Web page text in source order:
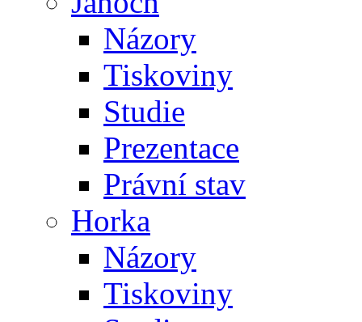
Názory
Tiskoviny
Studie
Prezentace
Právní stav
Horka
Názory
Tiskoviny